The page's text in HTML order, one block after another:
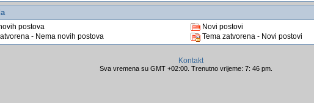
postova
Novi postovi
- Nema novih postova
Tema zatvorena - Novi postovi
Kontakt
Sva vremena su GMT +02:00. Trenutno vrijeme: 7: 46 pm.